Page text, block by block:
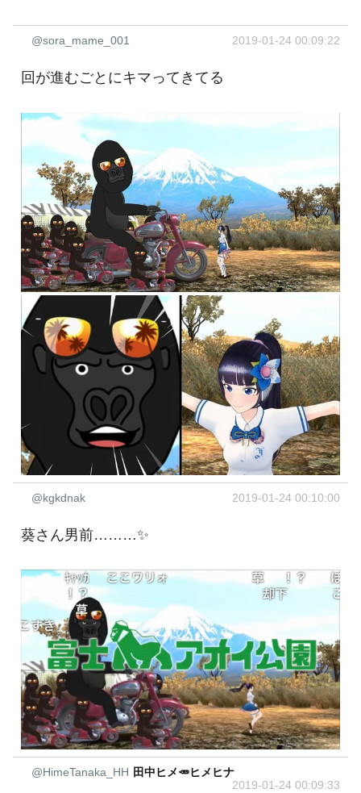
@sora_mame_001 2019-01-24 00:09:22
回が進むごとにキマってきてる
@kgkdnak 2019-01-24 00:10:00
葵さん男前………✨
@HimeTanaka_HH 田中ヒメ🥕ヒメヒナ
2019-01-24 00:09:33